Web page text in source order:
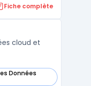
Fiche complète
cloud et
Données